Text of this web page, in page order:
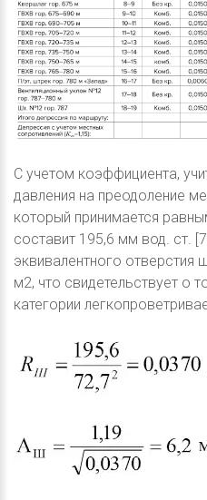
С учетом коэффициента,
давления на преодоление
который принимается
составит 195,6 мм вод. ст.
эквивалентного отверстия
м2, что свидетельствует о
категории